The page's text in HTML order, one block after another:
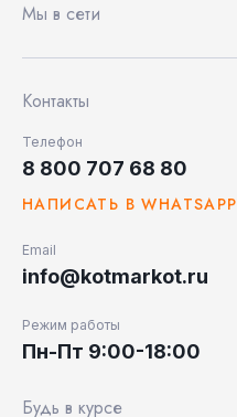
Мы в сети
Контакты
Телефон
8 800 707 68 80
НАПИСАТЬ В WHATSAPP
Email
info@kotmarkot.ru
Режим работы
Пн-Пт 9:00-18:00
Будь в курсе